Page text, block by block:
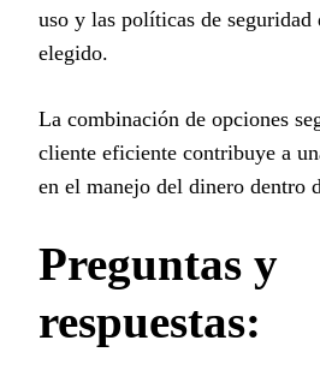
uso y las políticas de seguridad
elegido.
La combinación de opciones
cliente eficiente contribuye a
en el manejo del dinero dentro
Preguntas y
respuestas: